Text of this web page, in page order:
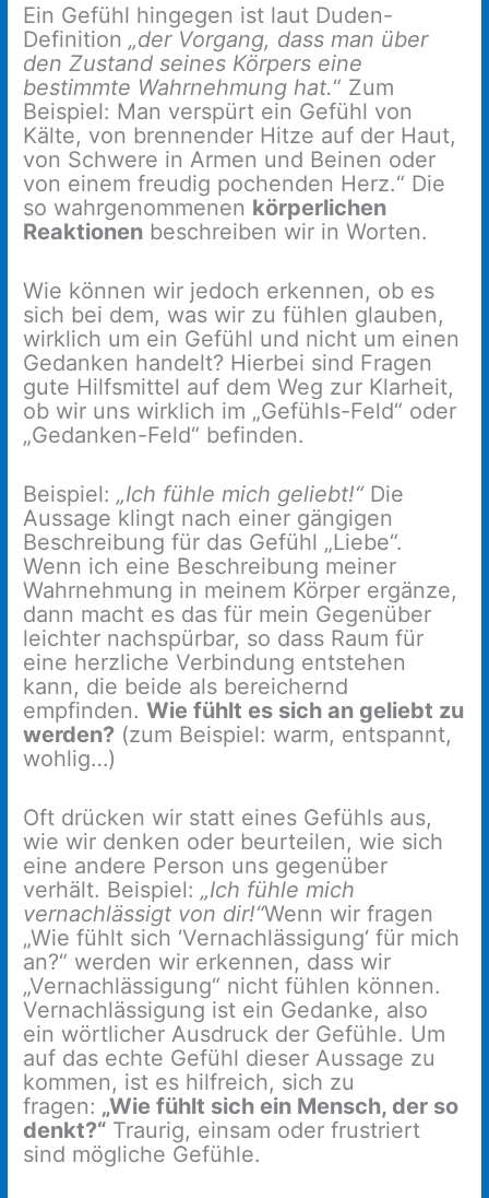
Ein Gefühl hingegen ist laut Duden-
Definition„der Vorgang, dass man über
den Zustand seines Körpers eine
bestimmte Wahrnehmung hat.“ Zum
Beispiel: Man verspürt ein Gefühl von
Kälte, von brennender Hitze auf der Haut,
von Schwere in Armen und Beinen oder
von einem freudig pochenden Herz.“ Die
so wahrgenommenen körperlichen
Reaktionen beschreiben wir in Worten.
Wie können wir jedoch erkennen, ob es
sich bei dem, was wir zu fühlen glauben,
wirklich um ein Gefühl und nicht um einen
Gedanken handelt? Hierbei sind Fragen
gute Hilfsmittel auf dem Weg zur Klarheit,
ob wir uns wirklich im „Gefühls-Feld“ oder
„Gedanken-Feld“ befinden.
Beispiel:„Ich fühle mich geliebt!“Die
Aussage klingt nach einer gängigen
Beschreibung für das Gefühl „Liebe“.
Wenn ich eine Beschreibung meiner
Wahrnehmung in meinem Körper ergänze,
dann macht es das für mein Gegenüber
leichter nachspürbar, so dass Raum für
eine herzliche Verbindung entstehen
kann, die beide als bereichernd
empfinden.Wie fühlt es sich an geliebt zu
werden? (zum Beispiel: warm, entspannt,
wohlig…)
Oft drücken wir statt eines Gefühls aus,
wie wir denken oder beurteilen, wie sich
eine andere Person uns gegenüber
verhält. Beispiel:„Ich fühle mich
vernachlässigt von dir!“Wenn wir fragen
„Wie fühlt sich ‘Vernachlässigung‘ für mich
an?“ werden wir erkennen, dass wir
„Vernachlässigung“ nicht fühlen können.
Vernachlässigung ist ein Gedanke, also
ein wörtlicher Ausdruck der Gefühle. Um
auf das echte Gefühl dieser Aussage zu
kommen, ist es hilfreich, sich zu
fragen: „Wie fühlt sich ein Mensch, der so
denkt?“ Traurig, einsam oder frustriert
sind mögliche Gefühle.